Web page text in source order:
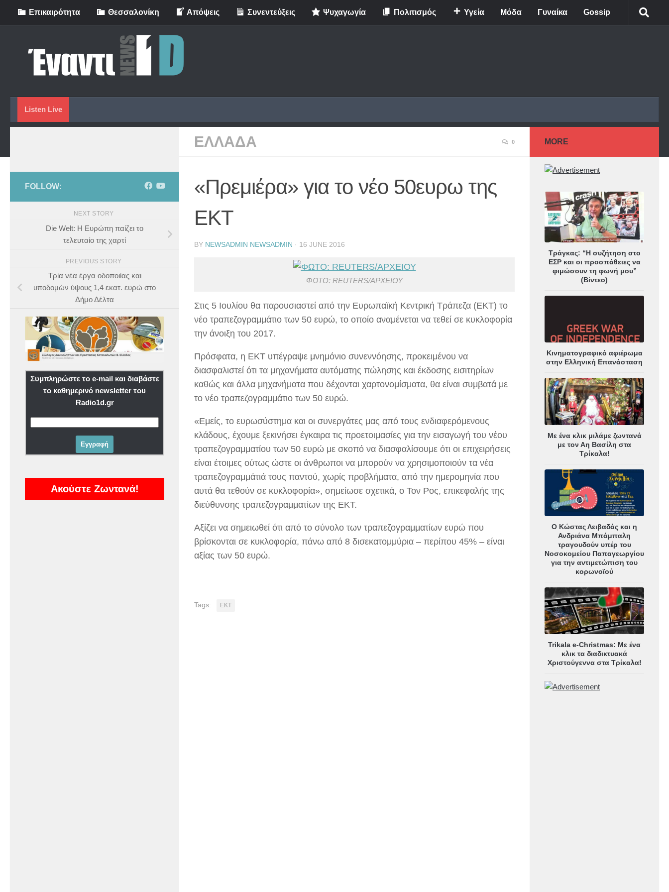
Skip to content
Eπικαιρότητα Θεσσαλονίκη Απόψεις Συνεντεύξεις Ψυχαγωγία Πολιτισμός Υγεία Μόδα Γυναίκα Gossip
Listen Live
ΕΛΛΑΔΑ 0
«Πρεμιέρα» για το νέο 50ευρω της
ΕΚΤ
BY NEWSADMIN NEWSADMIN · 16 JUNE 2016
ΦΩΤΟ: REUTERS/ΑΡΧΕΙΟΥ
Στις 5 Ιουλίου θα παρουσιαστεί από την Ευρωπαϊκή Κεντρική Τράπεζα (ΕΚΤ) το
νέο τραπεζογραμμάτιο των 50 ευρώ, το οποίο αναμένεται να τεθεί σε κυκλοφορία
την άνοιξη του 2017.
Πρόσφατα, η ΕΚΤ υπέγραψε μνημόνιο συνεννόησης, προκειμένου να
διασφαλιστεί ότι τα μηχανήματα αυτόματης πώλησης και έκδοσης εισιτηρίων
καθώς και άλλα μηχανήματα που δέχονται χαρτονομίσματα, θα είναι συμβατά με
το νέο τραπεζογραμμάτιο των 50 ευρώ.
«Εμείς, το ευρωσύστημα και οι συνεργάτες μας από τους ενδιαφερόμενους
κλάδους, έχουμε ξεκινήσει έγκαιρα τις προετοιμασίες για την εισαγωγή του νέου
τραπεζογραμματίου των 50 ευρώ με σκοπό να διασφαλίσουμε ότι οι επιχειρήσεις
είναι έτοιμες ούτως ώστε οι άνθρωποι να μπορούν να χρησιμοποιούν τα νέα
τραπεζογραμμάτιά τους παντού, χωρίς προβλήματα, από την ημερομηνία που
αυτά θα τεθούν σε κυκλοφορία», σημείωσε σχετικά, ο Τον Ρος, επικεφαλής της
διεύθυνσης τραπεζογραμματίων της ΕΚΤ.
Αξίζει να σημειωθεί ότι από το σύνολο των τραπεζογραμματίων ευρώ που
βρίσκονται σε κυκλοφορία, πάνω από 8 δισεκατομμύρια – περίπου 45% – είναι
αξίας των 50 ευρώ.
Tags: ΕΚΤ
FOLLOW:
NEXT STORY
Die Welt: Η Ευρώπη παίζει το
τελευταίο της χαρτί
PREVIOUS STORY
Τρία νέα έργα οδοποιίας και
υποδομών ύψους 1,4 εκατ. ευρώ στο
Δήμο Δέλτα
Συμπληρώστε το e-mail και διαβάστε
το καθημερινό newsletter του
Radio1d.gr
Ακούστε Ζωντανά!
MORE
Τράγκας: “Η συζήτηση στο
ΕΣΡ και οι προσπάθειες να
φιμώσουν τη φωνή μου”
(Βίντεο)
Κινηματογραφικό αφιέρωμα
στην Ελληνική Επανάσταση
Με ένα κλικ μιλάμε ζωντανά
με τον Αη Βασίλη στα
Τρίκαλα!
Ο Κώστας Λειβαδάς και η
Ανδριάνα Μπάμπαλη
τραγουδούν υπέρ του
Νοσοκομείου Παπαγεωργίου
για την αντιμετώπιση του
κορωνοϊού
Trikala e-Christmas: Με ένα
κλικ τα διαδικτυακά
Χριστούγεννα στα Τρίκαλα!